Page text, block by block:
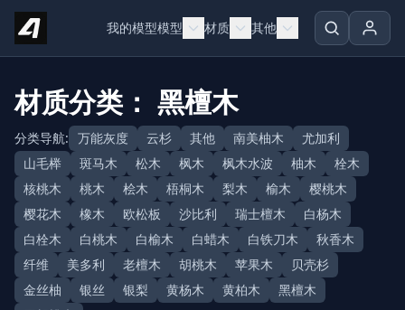
Skip to content
我的模型模型 材质 其他
材质分类： 黑檀木
分类导航: 万能灰度 云杉 其他 南美柚木
尤加利
山毛榉
斑马木 松木 枫木 枫木水波 柚木
栓木
核桃木
桃木 桧木 梧桐木 梨木 榆木
樱桃木
樱花木
橡木 欧松板 沙比利 瑞士檀木
白杨木
白栓木
白桃木 白榆木 白蜡木 白铁刀木
秋香木
纤维
美多利 老檀木 胡桃木 苹果木
贝壳杉
金丝柚
银丝 银梨 黄杨木 黄柏木
黑檀木